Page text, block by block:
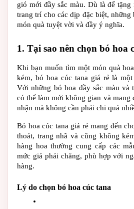
gió mới đầy sắc màu. Dù là để
trang trí cho các dịp đặc biệt, những
món quà tuyệt vời và đầy ý nghĩa.
1. Tại sao nên chọn bó hoa
Khi bạn muốn tìm một món quà
kém, bó hoa cúc tana giá rẻ là
Với những bó hoa đầy sắc màu và
có thể làm mới không gian và mang
nhận mà không cần phải chi quá
Bó hoa cúc tana giá rẻ mang đến
thoát, trang nhã và cũng không
hàng hoa thường cung cấp các
mức giá phải chăng, phù hợp với
hàng.
Lý do chọn bó hoa cúc tana